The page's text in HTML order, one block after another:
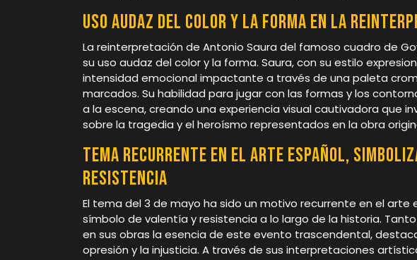
Uso audaz del color y la forma en la
La reinterpretación de Antonio Saura del famoso cuadro de
su uso audaz del color y la forma. Saura, con su estilo
intensidad emocional impactante a través de una paleta
marcados. Su habilidad para jugar con las formas y los
a la escena, creando una experiencia visual cautivadora que
sobre la tragedia y el heroísmo representados en la obra
Tema recurrente en el arte español,
resistencia
El tema del 3 de mayo ha sido un motivo recurrente en el arte
símbolo de valentía y resistencia a lo largo de la historia.
en sus obras la esencia de este evento trascendental,
opresión y la injusticia. A través de sus interpretaciones